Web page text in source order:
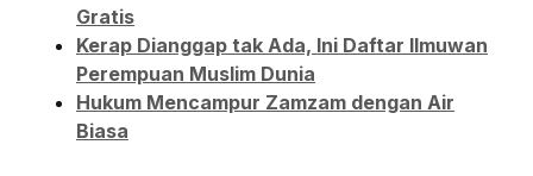
Gratis
Kerap Dianggap tak Ada, Ini Daftar Ilmuwan
Perempuan Muslim Dunia
Hukum Mencampur Zamzam dengan Air
Biasa